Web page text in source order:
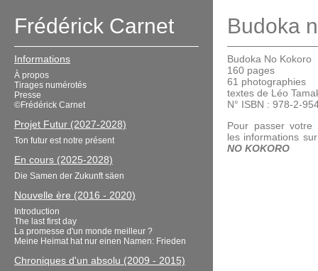
Frédérick Carnet
Informations
À propos
Tirages numérotés
Presse
©Frédérick Carnet
Projet Futur (2027-2028)
Ton futur est notre présent
En cours (2025-2028)
Die Samen der Zukunft säen
Nouvelle ère (2016 - 2020)
Introduction
The last first day
La promesse d'un monde meilleur ?
Meine Heimat hat nur einen Namen: Frieden
Chroniques d'un absolu (2009 - 2015)
Budoka
Budoka No Kokoro
160 pages
61 photographies
textes de Léo
N° ISBN : 978-2-
Pour passer votre
les informations
NO KOKORO